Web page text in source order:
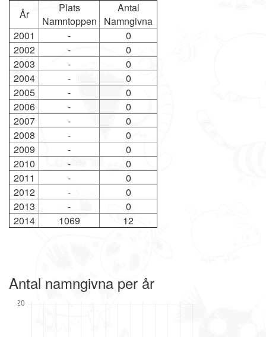
År
Plats
Namntoppen
Antal
Namngivna
2001
-
0
2002
-
0
2003
-
0
2004
-
0
2005
-
0
2006
-
0
2007
-
0
2008
-
0
2009
-
0
2010
-
0
2011
-
0
2012
-
0
2013
-
0
2014
1069 12
Antal namngivna per år